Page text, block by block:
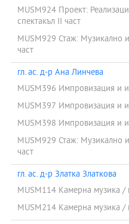
MUSM924 Проект:
спектакъл II част
MUSM929 Стаж: Музикално
част
гл. ас. д-р Ана Линчева
MUSM396 Импровизация и
MUSM397 Импровизация и
MUSM398 Импровизация и
MUSM929 Стаж: Музикално
част
гл. ас. д-р Златка Златкова
MUSM114 Камерна музика /
MUSM214 Камерна музика /